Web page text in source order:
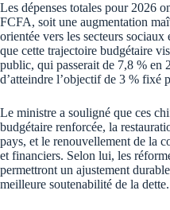
Les dépenses totales pour 2026
FCFA, soit une augmentation
orientée vers les secteurs
que cette trajectoire budgétaire
public, qui passerait de 7,8 % en
d’atteindre l’objectif de 3 % fixé
Le ministre a souligné que ces
budgétaire renforcée, la
pays, et le renouvellement de la
et financiers. Selon lui, les
permettront un ajustement
meilleure soutenabilité de la dette.